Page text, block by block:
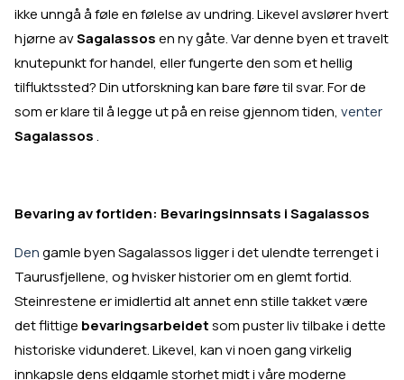
ikke unngå å føle en følelse av undring. Likevel avslører hvert
hjørne avSagalassosen ny gåte. Var denne byen et travelt
knutepunkt for handel, eller fungerte den som et hellig
tilfluktssted? Din utforskning kan bare føre til svar. For de
som er klare til å legge ut på en reise gjennom tiden, venter
Sagalassos.
Bevaring av fortiden: Bevaringsinnsats i Sagalassos
Dengamle byen Sagalassos ligger i det ulendte terrenget i
Taurusfjellene, og hvisker historier om en glemt fortid.
Steinrestene er imidlertid alt annet enn stille takket være
det flittige bevaringsarbeidetsom puster liv tilbake i dette
historiske vidunderet. Likevel, kan vi noen gang virkelig
innkapsle dens eldgamle storhet midt i våre moderne